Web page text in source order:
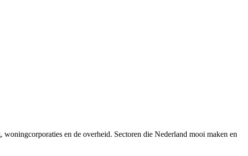
en de overheid. Sectoren die Nederland mooi maken en